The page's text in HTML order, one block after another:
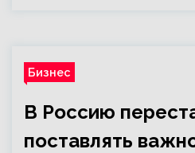
Бизнес
В Россию
поставлять